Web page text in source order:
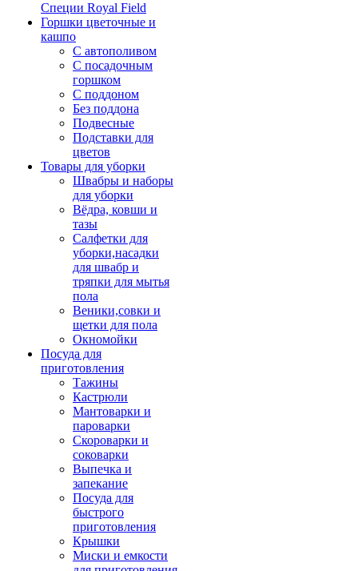
Специи Royal Field
Горшки цветочные и
кашпо
С автополивом
С посадочным
горшком
С поддоном
Без поддона
Подвесные
Подставки для
цветов
Товары для уборки
Швабры и наборы
для уборки
Вёдра, ковши и
тазы
Салфетки для
уборки,насадки
для швабр и
тряпки для мытья
пола
Веники,совки и
щетки для пола
Окномойки
Посуда для
приготовления
Тажины
Кастрюли
Мантоварки и
пароварки
Скороварки и
соковарки
Выпечка и
запекание
Посуда для
быстрого
приготовления
Крышки
Миски и емкости